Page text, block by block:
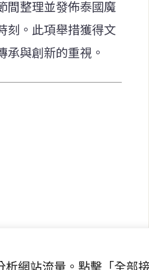
網站流量。點擊「全部
間整理並發佈泰國魔
刻。此項舉措獲得文
與創新的重視。